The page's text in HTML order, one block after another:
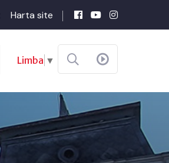
Harta site
Limba ▼